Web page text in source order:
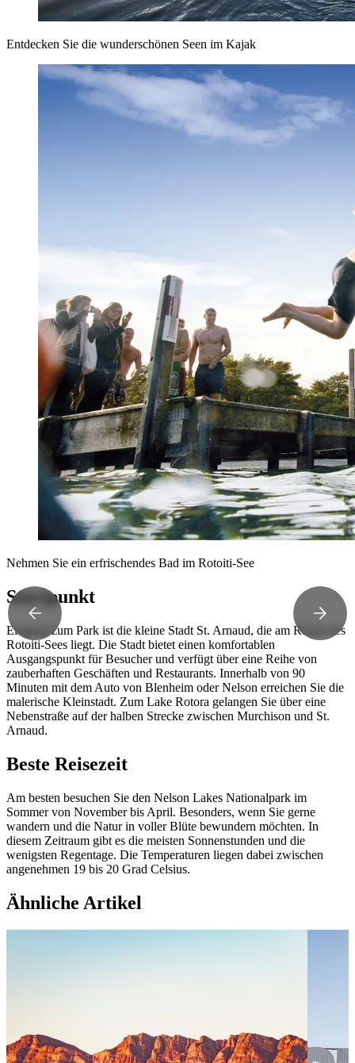
Entdecken Sie die wunderschönen Seen im Kajak
Nehmen Sie ein erfrischendes Bad im Rotoiti-See
Startpunkt
Eingang zum Park ist die kleine Stadt St. Arnaud, die am Rande des
Rotoiti-Sees liegt. Die Stadt bietet einen komfortablen
Ausgangspunkt für Besucher und verfügt über eine Reihe von
zauberhaften Geschäften und Restaurants. Innerhalb von 90
Minuten mit dem Auto von Blenheim oder Nelson erreichen Sie die
malerische Kleinstadt. Zum Lake Rotora gelangen Sie über eine
Nebenstraße auf der halben Strecke zwischen Murchison und St.
Arnaud.
Beste Reisezeit
Am besten besuchen Sie den Nelson Lakes Nationalpark im
Sommer von November bis April. Besonders, wenn Sie gerne
wandern und die Natur in voller Blüte bewundern möchten. In
diesem Zeitraum gibt es die meisten Sonnenstunden und die
wenigsten Regentage. Die Temperaturen liegen dabei zwischen
angenehmen 19 bis 20 Grad Celsius.
Ähnliche Artikel